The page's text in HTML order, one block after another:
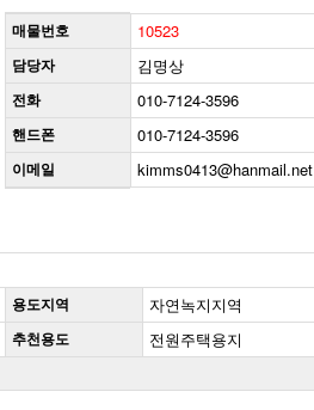
매물번호 10523
담당자 김명상
전화 010-7124-3596
핸드폰 010-7124-3596
이메일 kimms0413@hanmail.net
용도지역 자연녹지지역
추천용도 전원주택용지